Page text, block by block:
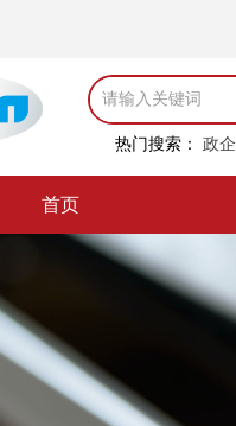
热门搜索： 政
首页